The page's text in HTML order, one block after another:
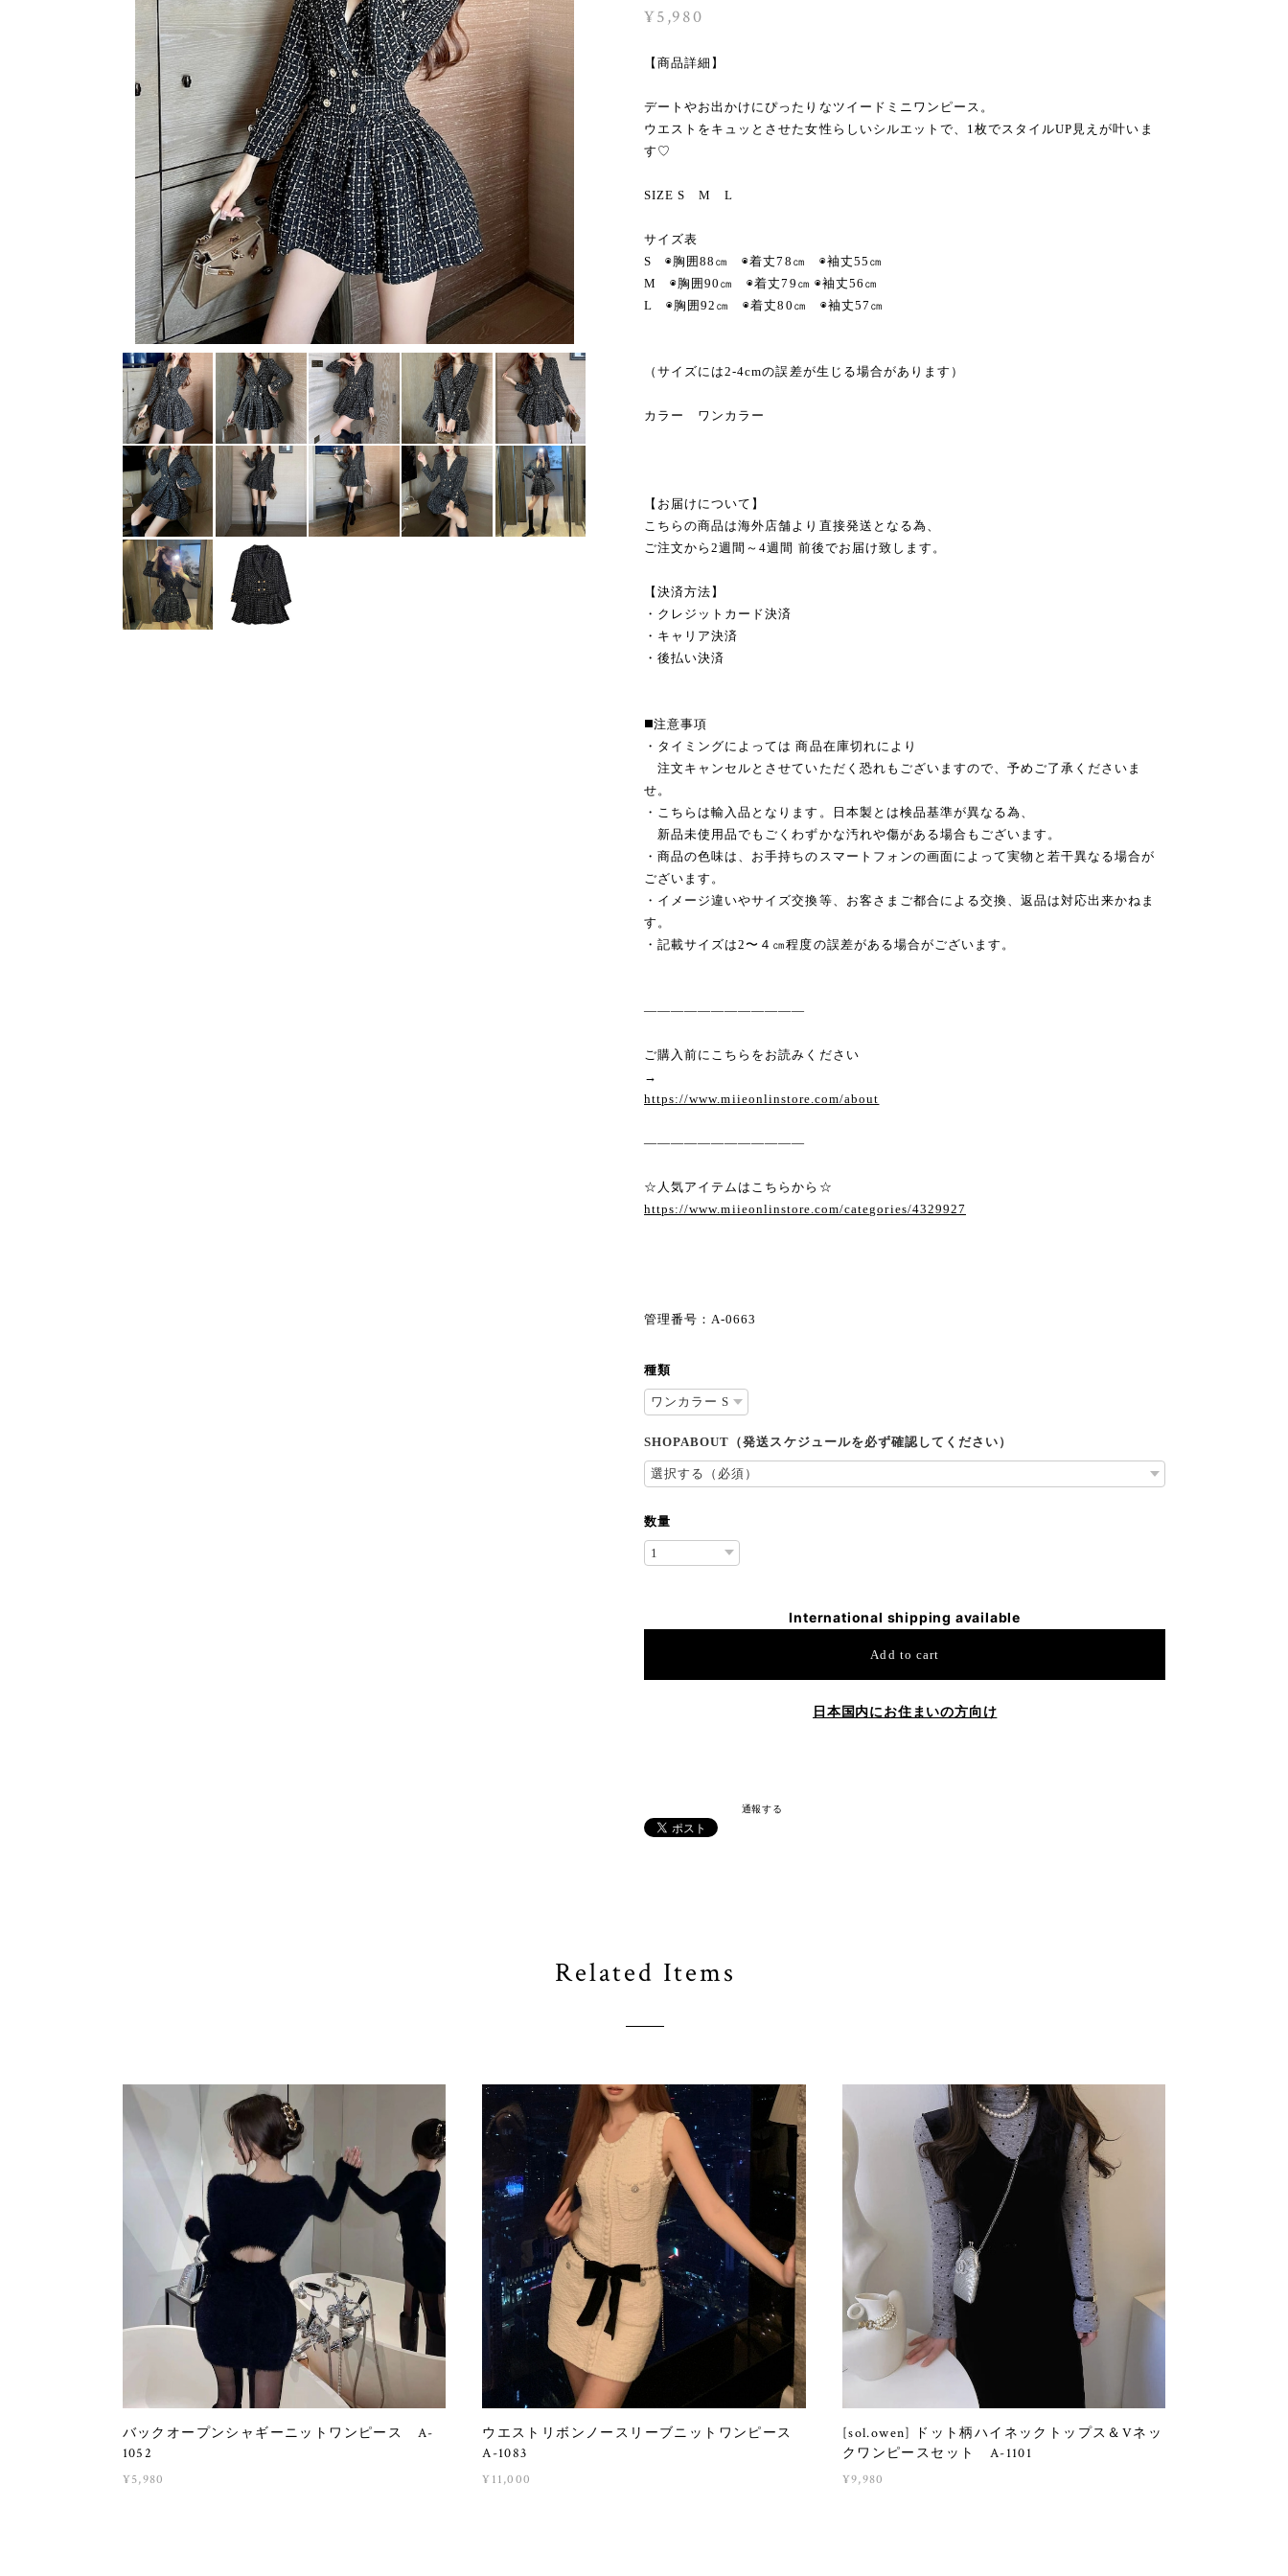
¥5,980
【商品詳細】
デートやお出かけにぴったりなツイードミニワンピース。
ウエストをキュッとさせた女性らしいシルエットで、1枚でスタイルUP見えが叶いま
す♡
SIZE S M L
サイズ表
S ◉胸囲88㎝ ◉着丈78㎝ ◉袖丈55㎝
M ◉胸囲90㎝ ◉着丈79㎝ ◉袖丈56㎝
L ◉胸囲92㎝ ◉着丈80㎝ ◉袖丈57㎝
（サイズには2-4cmの誤差が生じる場合があります）
カラー ワンカラー
【お届けについて】
こちらの商品は海外店舗より直接発送となる為、
ご注文から2週間～4週間 前後でお届け致します。
【決済方法】
・クレジットカード決済
・キャリア決済
・後払い決済
◼️注意事項
・タイミングによっては 商品在庫切れにより
注文キャンセルとさせていただく恐れもございますので、予めご了承くださいま
せ。
・こちらは輸入品となります。日本製とは検品基準が異なる為、
新品未使用品でもごくわずかな汚れや傷がある場合もございます。
・商品の色味は、お手持ちのスマートフォンの画面によって実物と若干異なる場合が
ございます。
・イメージ違いやサイズ交換等、お客さまご都合による交換、返品は対応出来かねま
す。
・記載サイズは2〜４㎝程度の誤差がある場合がございます。
————————————
ご購入前にこちらをお読みください
→
https://www.miieonlinstore.com/about
————————————
☆人気アイテムはこちらから☆
https://www.miieonlinstore.com/categories/4329927
管理番号：A-0663
種類
SHOPABOUT（発送スケジュールを必ず確認してください）
数量
International shipping available
Add to cart
日本国内にお住まいの方向け
通報する
Related Items
バックオープンシャギーニットワンピース A-
1052
¥5,980
ウエストリボンノースリーブニットワンピース
A-1083
¥11,000
[sol.owen] ドット柄ハイネックトップス＆Vネッ
クワンピースセット A-1101
¥9,980